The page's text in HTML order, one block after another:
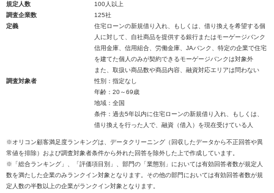
規定人数
100人以上
調査企業数
125社
定義
住宅ローンの新規借り入れ、もしくは、借り換えを希望する個
人に対して、自社商品を提供する銀行またはモーゲージバンク
信用金庫、信用組合、労働金庫、JAバンク、特定の企業で住宅
を建てた個人のみが契約できるモーゲージバンクは対象外
また、取扱い商品数や商品内容、融資対応エリアは問わない
調査対象者
性別：指定なし
年齢：20～69歳
地域：全国
条件：過去5年以内に住宅ローンの新規借り入れ、もしくは、
借り換えを行った人で、融資（借入）を現在受けている人
※オリコン顧客満足度ランキングは、データクリーニング（回収したデータから不正回答や異
常値を排除）および調査対象者条件から外れた回答を除外した上で作成しています。
※「総合ランキング」、「評価項目別」、部門の「業態別」においては有効回答者数が規定人
数を満たした企業のみランクイン対象となります。その他の部門においては有効回答者数が規
定人数の半数以上の企業がランクイン対象となります。